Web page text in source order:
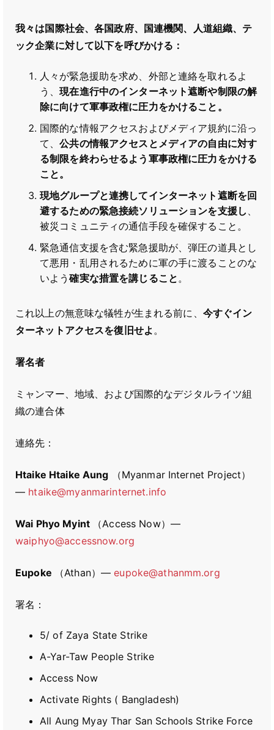
我々は国際社会、各国政府、国連機関、人道組織、テ
ック企業に対して以下を呼びかける：
人々が緊急援助を求め、外部と連絡を取れるよ
う、現在進行中のインターネット遮断や制限の解
除に向けて軍事政権に圧力をかけること。
国際的な情報アクセスおよびメディア規約に沿っ
て、公共の情報アクセスとメディアの自由に対す
る制限を終わらせるよう軍事政権に圧力をかける
こと。
現地グループと連携してインターネット遮断を回
避するための緊急接続ソリューションを支援し 、
被災コミュニティの通信手段を確保すること。
緊急通信支援を含む緊急援助が、弾圧の道具とし
て悪用・乱用されるために軍の手に渡ることのな
いよう確実な措置を講じること。
これ以上の無意味な犠牲が生まれる前に、 今すぐイン
ターネットアクセスを復旧せよ。
署名者
ミャンマー、地域、および国際的なデジタルライツ組
織の連合体
連絡先：
Htaike Htaike Aung （Myanmar Internet Project）
― htaike@myanmarinternet.info
Wai Phyo Myint
（Access Now）―
waiphyo@accessnow.org
Eupoke （Athan）―eupoke@athanmm.org
署名：
5/ of Zaya State Strike
A-Yar-Taw People Strike
Access Now
Activate Rights ( Bangladesh)
All Aung Myay Thar San Schools Strike Force